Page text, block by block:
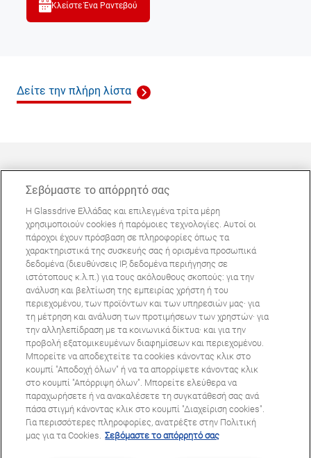
Κλείστε Ένα Ραντεβού
Δείτε την πλήρη λίστα
ΜΠΟΡΕΊ ΝΑ ΣΑΣ ΕΝΔΙΑΦΈΡΕΙ
Συχνές ερωτήσεις
Σχετικά με εμάς
Πανευρωπαϊκό δίκτυο
Όροι Χρήσης ΙστοτόπουΠολιτική Απορρήτου
© Copyright 2024 Glassdrive. All rights reserved | 2024
Σεβόμαστε το απόρρητό σας
Η Glassdrive Ελλάδας και επιλεγμένα τρίτα μέρη
χρησιμοποιούν cookies ή παρόμοιες τεχνολογίες. Αυτοί οι
πάροχοι έχουν πρόσβαση σε πληροφορίες όπως τα
χαρακτηριστικά της συσκευής σας ή ορισμένα προσωπικά
δεδομένα (διευθύνσεις IP, δεδομένα περιήγησης σε
ιστότοπους κ.λ.π.) για τους ακόλουθους σκοπούς: για την
ανάλυση και βελτίωση της εμπειρίας χρήστη ή του
περιεχομένου, των προϊόντων και των υπηρεσιών μας· για
τη μέτρηση και ανάλυση των προτιμήσεων των χρηστών· για
την αλληλεπίδραση με τα κοινωνικά δίκτυα· και για την
προβολή εξατομικευμένων διαφημίσεων και περιεχομένου.
Μπορείτε να αποδεχτείτε τα cookies κάνοντας κλικ στο
κουμπί "Αποδοχή όλων" ή να τα απορρίψετε κάνοντας κλικ
στο κουμπί "Απόρριψη όλων". Μπορείτε ελεύθερα να
παραχωρήσετε ή να ανακαλέσετε τη συγκατάθεσή σας ανά
πάσα στιγμή κάνοντας κλικ στο κουμπί "Διαχείριση cookies".
Για περισσότερες πληροφορίες, ανατρέξτε στην Πολιτική
μας για τα Cookies. Σεβόμαστε το απόρρητό σας